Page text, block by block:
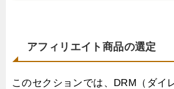
アフィリエイト商品の選定
このセクションでは、DRM（ダイ